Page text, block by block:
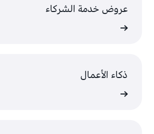
عروض خدمة الشركاء
ذكاء الأعمال